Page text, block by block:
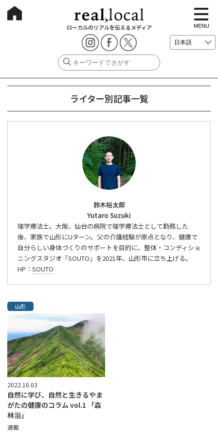
ローカルのリアルを伝えるメディア
t
o
g
g
e
i
g
o
n
MENU
ライター別記事一覧
鈴木裕太郎
Yutaro Suzuki
理学療法士。大阪、仙台の病院で理学療法士として勤務した
後、家族で山形にUターン。父の介護経験が原点となり、健康で
自分らしい身体づくりのサポートを目的に、整体・コンディショ
ニングスタジオ「SOUTO」を2021年、山形市に立ち上げる。
HP： SOUTO
山形
2022.10.03
自然に学び、自然と生きるやま
がたの健康のコラム vol.1 「森
林浴」
連載